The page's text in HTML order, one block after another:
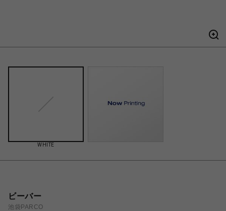
WHITE
ビーバー
池袋PARCO